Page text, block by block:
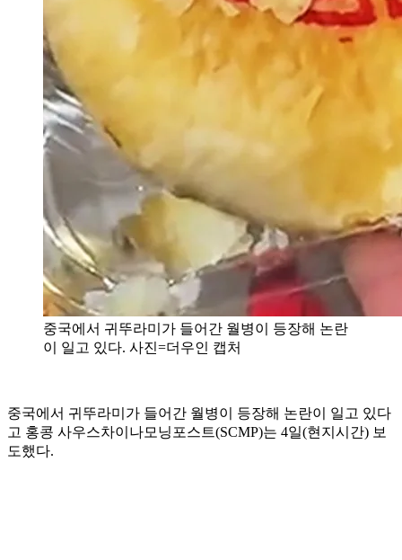
중국에서 귀뚜라미가 들어간 월병이 등장해 논란
이 일고 있다. 사진=더우인 캡처
중국에서 귀뚜라미가 들어간 월병이 등장해 논란이 일고 있다
고 홍콩 사우스차이나모닝포스트(SCMP)는 4일(현지시간) 보
도했다.